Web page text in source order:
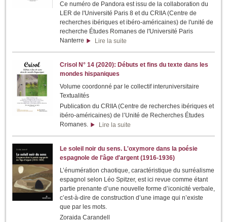
Ce numéro de Pandora est issu de la collaboration du
LER de l'Université Paris 8 et du CRIIA (Centre de
recherches ibériques et ibéro-américaines) de l'unité de
recherche Études Romanes de l'Université Paris
Nanterre
Lire la suite
Crisol N° 14 (2020): Débuts et fins du texte dans les
mondes hispaniques
Volume coordonné par le collectif interuniversitaire
Textualités
Publication du CRIIA (Centre de recherches ibériques et
ibéro-américaines) de l’Unité de Recherches Études
Romanes.
Lire la suite
Le soleil noir du sens. L'oxymore dans la poésie
espagnole de l'âge d'argent (1916-1936)
L’énumération chaotique, caractéristique du surréalisme
espagnol selon Léo Spitzer, est ici revue comme étant
partie prenante d’une nouvelle forme d’iconicité verbale,
c’est-à-dire de construction d’une image qui n’existe
que par les mots.
Zoraida Carandell